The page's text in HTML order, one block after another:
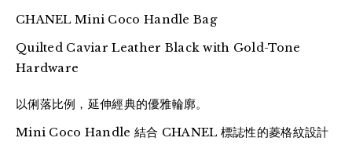
CHANEL Mini Coco Handle Bag
Quilted Caviar Leather Black with Gold-Tone
Hardware
以俐落比例，延伸經典的優雅輪廓。
Mini Coco Handle 結合 CHANEL 標誌性的菱格紋設計